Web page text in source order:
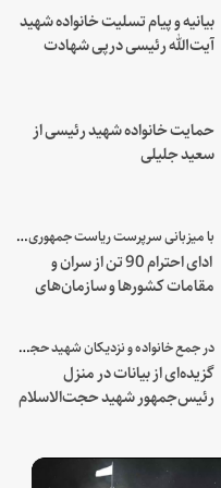
بیانیه و پیام تسلیت خانواده شهید
آیت‌الله رئیسی درپی شهادت
حمایت خانواده شهید رئیسی از
سعید جلیلی
با میزبانی سرپرست ریاست جمهوری صورت گرفت؛
ادای احترام 90 تن از سران و
مقامات کشورها و سازمان‌های
در جمع خانواده و نزدیکان شهید حجت‌الاسلام‌والمسلمین رئیسی:
گزیده‌ای از بیانات در منزل
رئیس‌جمهور شهید حجت‌الاسلام